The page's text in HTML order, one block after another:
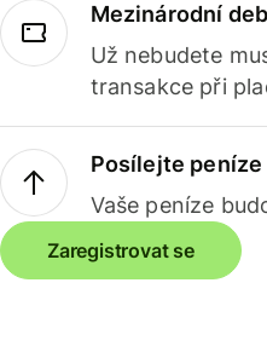
Mezinárodní
Už nebudete
transakce při
Posílejte
Vaše peníze
Zaregistrovat se